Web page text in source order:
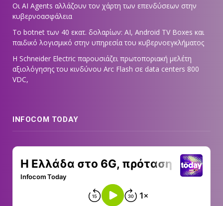
Οι AI Agents αλλάζουν τον χάρτη των επενδύσεων στην
κυβερνοασφάλεια
Το botnet των 40 εκατ. δολαρίων: AI, Android TV Boxes και
παιδικό λογισμικό στην υπηρεσία του κυβερνοεγκλήματος
Η Schneider Electric παρουσιάζει πρωτοποριακή μελέτη
αξιολόγησης του κινδύνου Arc Flash σε data centers 800
VDC,
INFOCOM TODAY